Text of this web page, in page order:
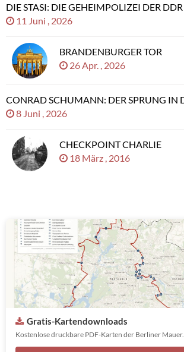
DIE STASI: DIE GEHEIMPOLIZEI DER DDR
11 Juni , 2026
BRANDENBURGER TOR
26 Apr. , 2026
CONRAD SCHUMANN: DER SPRUNG IN
8 Juni , 2026
CHECKPOINT CHARLIE
18 März , 2016
Gratis-Kartendownloads
Kostenlose druckbare PDF-Karten der Berliner Mauer.